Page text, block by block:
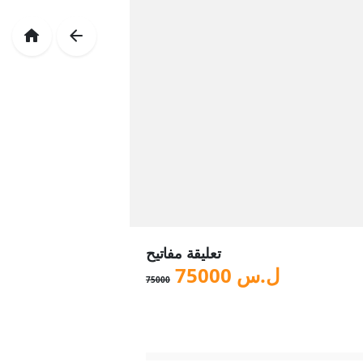
تعليقة مفاتيح
ل.س 75000
75000